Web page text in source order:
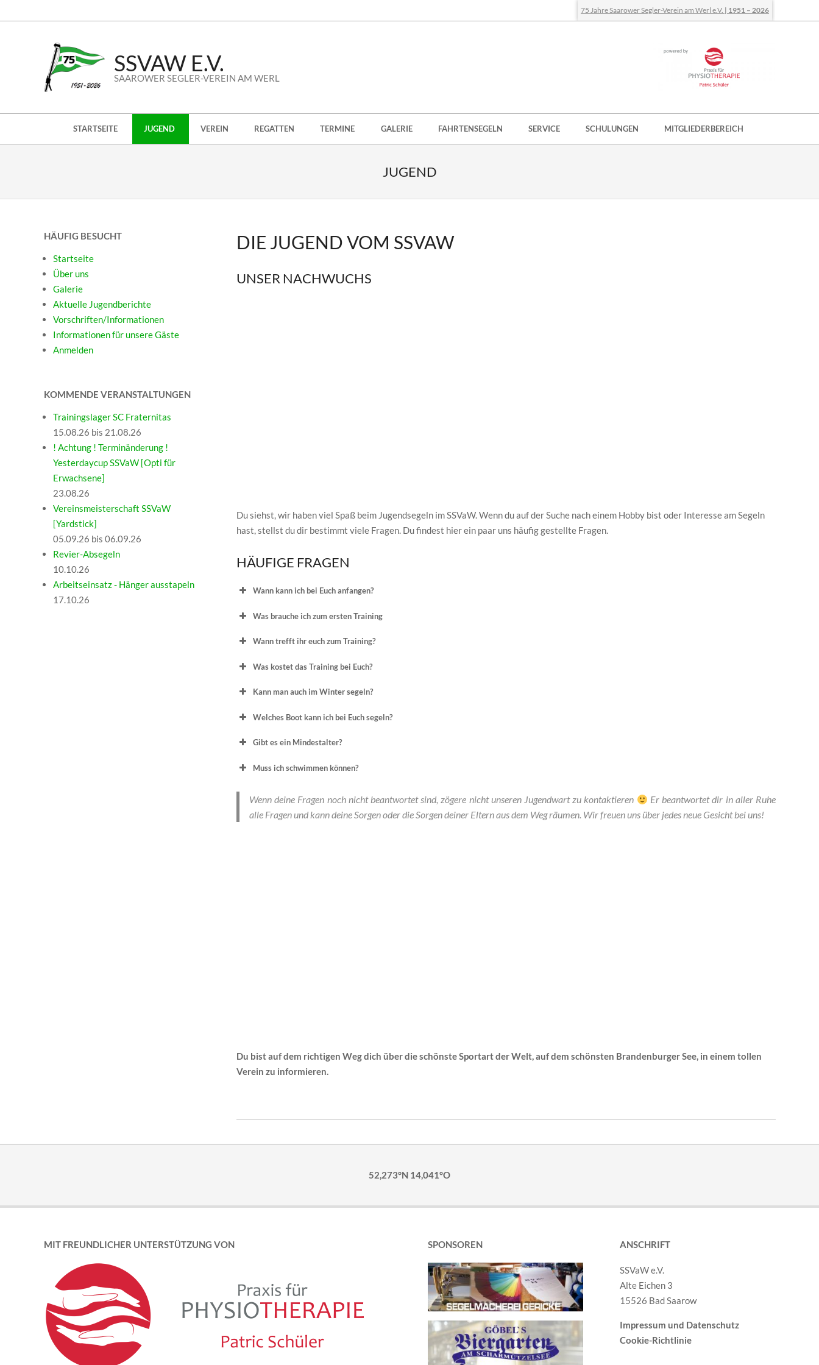
to
75 Jahre Saarower Segler-Verein am Werl e.V. | 1951 – 2026
SSVAW E.V.
SAAROWER SEGLER-VEREIN AM WERL
STARTSEITE JUGEND VEREIN REGATTEN TERMINE GALERIE FAHRTENSEGELN SERVICE SCHULUNGEN MITGLIEDERBEREICH
JUGEND
DIE JUGEND VOM SSVAW
UNSER NACHWUCHS
Du siehst, wir haben viel Spaß beim Jugendsegeln im SSVaW. Wenn du auf der Suche nach einem Hobby bist oder Interesse am Segeln
hast, stellst du dir bestimmt viele Fragen. Du findest hier ein paar uns häufig gestellte Fragen.
HÄUFIGE FRAGEN
Wann kann ich bei Euch anfangen?
Was brauche ich zum ersten Training
Wann trefft ihr euch zum Training?
Was kostet das Training bei Euch?
Kann man auch im Winter segeln?
Welches Boot kann ich bei Euch segeln?
Gibt es ein Mindestalter?
Muss ich schwimmen können?
Wenn deine Fragen noch nicht beantwortet sind, zögere nicht unseren Jugendwart zu kontaktieren
Er beantwortet dir in aller Ruhe
alle Fragen und kann deine Sorgen oder die Sorgen deiner Eltern aus dem Weg räumen. Wir freuen uns über jedes neue Gesicht bei uns!
Du bist auf dem richtigen Weg dich über die schönste Sportart der Welt, auf dem schönsten Brandenburger See, in einem tollen
Verein zu informieren.
07-
HÄUFIG BESUCHT
Startseite
Über uns
Galerie
Aktuelle Jugendberichte
Vorschriften/Informationen
Informationen für unsere Gäste
Anmelden
KOMMENDE VERANSTALTUNGEN
Trainingslager SC Fraternitas
15.08.26 bis 21.08.26
! Achtung ! Terminänderung !
Yesterdaycup SSVaW [Opti für
Erwachsene]
23.08.26
Vereinsmeisterschaft SSVaW
[Yardstick]
05.09.26 bis 06.09.26
Revier-Absegeln
10.10.26
Arbeitseinsatz - Hänger ausstapeln
17.10.26
52,273°N 14,041°O
MIT FREUNDLICHER UNTERSTÜTZUNG VON SPONSOREN ANSCHRIFT
SSVaW e.V.
Alte Eichen 3
15526 Bad Saarow
Impressum und Datenschutz
Cookie-Richtlinie